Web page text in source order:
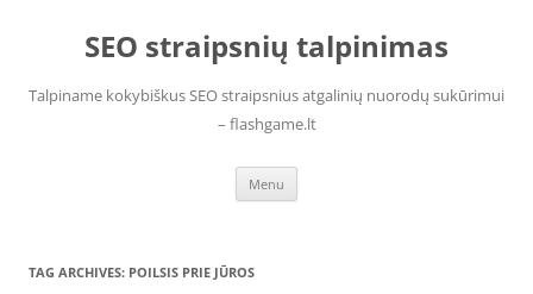
contentSEO straipsnių talpinimas
Talpiname kokybiškus SEO straipsnius atgalinių nuorodų sukūrimui
– flashgame.lt
Menu
TAG ARCHIVES: POILSIS PRIE JŪROS